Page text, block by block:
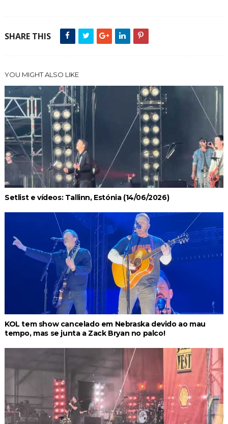
SHARE THIS
YOU MIGHT ALSO LIKE
Setlist e vídeos: Tallinn, Estónia (14/06/2026)
KOL tem show cancelado em Nebraska devido ao mau
tempo, mas se junta a Zack Bryan no palco!